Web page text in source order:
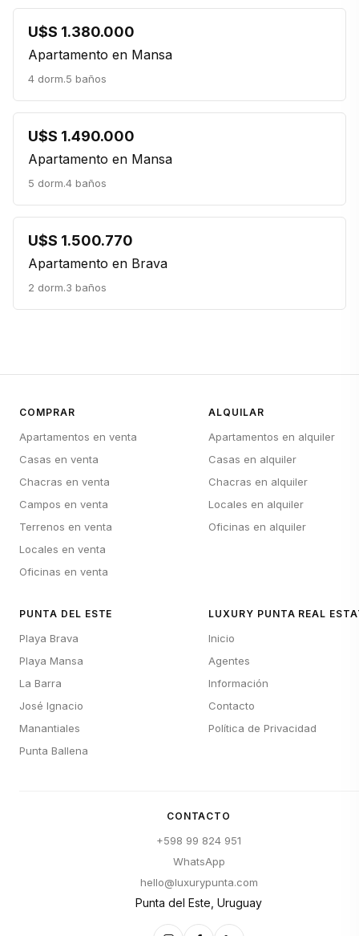
U$S 1.380.000
Apartamento en Mansa
4 dorm.5 baños
U$S 1.490.000
Apartamento en Mansa
5 dorm.4 baños
U$S 1.500.770
Apartamento en Brava
2 dorm.3 baños
COMPRAR
Apartamentos en venta
Casas en venta
Chacras en venta
Campos en venta
Terrenos en venta
Locales en venta
Oficinas en venta
ALQUILAR
Apartamentos en alquiler
Casas en alquiler
Chacras en alquiler
Locales en alquiler
Oficinas en alquiler
PUNTA DEL ESTE
Playa Brava
Playa Mansa
La Barra
José Ignacio
Manantiales
Punta Ballena
LUXURY PUNTA REAL
Inicio
Agentes
Información
Contacto
Política de Privacidad
CONTACTO
+598 99 824 951
WhatsApp
hello@luxurypunta.com
Punta del Este, Uruguay